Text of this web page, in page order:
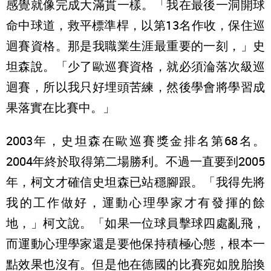
感覺就像完成大滿貫一樣。「我在最後一洞開球
命中球道，救平標準桿，以第13名作收，保住巡
迴賽資格。那是我職業生涯最重要的一刻，」史
坦森說。「少了歐巡賽資格，就必須淪落次級巡
迴賽，所以我只好埋頭苦練，然後學會將學習成
果落實在比賽中。」
2003年，史坦森在歐巡賽獎金排名第68名。
2004年終於取得第二場勝利。不過一直要到2005
年，柯文才確信史坦森已站穩腳跟。「我得先將
我的工作做好，運動心理學家才有發揮的餘
地，」柯文說。「如果一位球員擊球四處亂飛，
而運動心理學家還是要他保持積極心態，根本一
點效果也沒有。但是他在德國的比賽宛如脫胎換